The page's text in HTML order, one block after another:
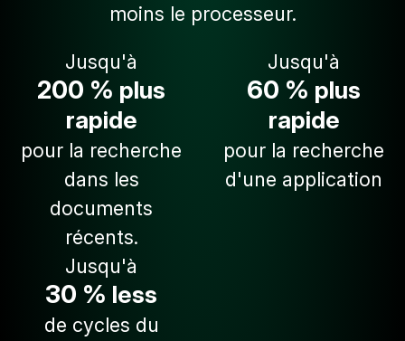
moins le processeur.
Jusqu'à
200 % plus
rapide
pour la recherche
dans les
documents
récents.
Jusqu'à
60 % plus
rapide
pour la recherche
d'une application
Jusqu'à
30 % less
de cycles du